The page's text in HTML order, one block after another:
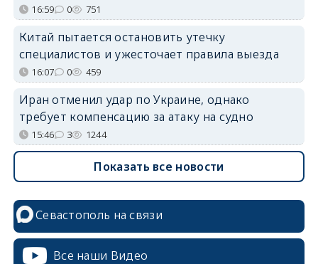
16:59 0 751
Китай пытается остановить утечку
специалистов и ужесточает правила выезда
16:07 0 459
Иран отменил удар по Украине, однако
требует компенсацию за атаку на судно
15:46 3 1244
Показать все новости
Севастополь на связи
Все наши Видео